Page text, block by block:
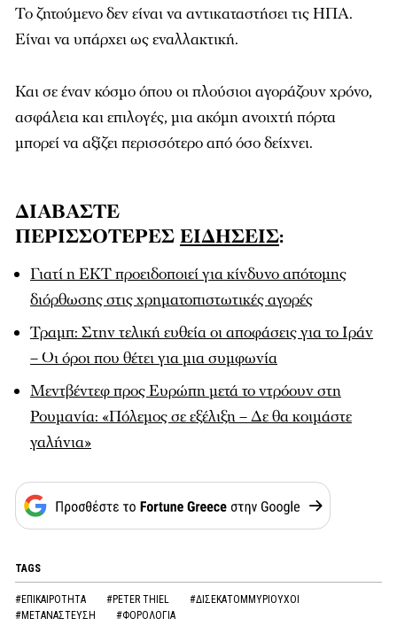
Το ζητούμενο δεν είναι να αντικαταστήσει τις ΗΠΑ.
Είναι να υπάρχει ως εναλλακτική.
Και σε έναν κόσμο όπου οι πλούσιοι αγοράζουν χρόνο,
ασφάλεια και επιλογές, μια ακόμη ανοιχτή πόρτα
μπορεί να αξίζει περισσότερο από όσο δείχνει.
ΔΙΑΒΑΣΤΕ
ΠΕΡΙΣΣΟΤΕΡΕΣ ΕΙΔΗΣΕΙΣ:
Γιατί η ΕΚΤ προειδοποιεί για κίνδυνο απότομης
διόρθωσης στις χρηματοπιστωτικές αγορές
Τραμπ: Στην τελική ευθεία οι αποφάσεις για το Ιράν
– Οι όροι που θέτει για μια συμφωνία
Μεντβέντεφ προς Ευρώπη μετά το ντρόουν στη
Ρουμανία: «Πόλεμος σε εξέλιξη – Δε θα κοιμάστε
γαλήνια»
TAGS
#ΕΠΙΚΑΙΡΟΤΗΤΑ #PETER THIEL
#ΔΙΣΕΚΑΤΟΜΜΥΡΙΟΥΧΟΙ
#ΜΕΤΑΝΑΣΤΕΥΣΗ
#ΦΟΡΟΛΟΓΙΑ